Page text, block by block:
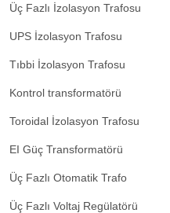
Üç Fazlı İzolasyon Trafosu
UPS İzolasyon Trafosu
Tıbbi İzolasyon Trafosu
Kontrol transformatörü
Toroidal İzolasyon Trafosu
EI Güç Transformatörü
Üç Fazlı Otomatik Trafo
Üç Fazlı Voltaj Regülatörü